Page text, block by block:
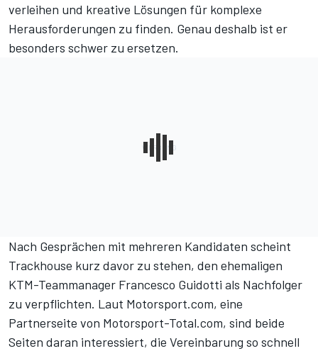
verleihen und kreative Lösungen für komplexe
Herausforderungen zu finden. Genau deshalb ist er
besonders schwer zu ersetzen.
Nach Gesprächen mit mehreren Kandidaten scheint
Trackhouse kurz davor zu stehen, den ehemaligen
KTM-Teammanager Francesco Guidotti als Nachfolger
zu verpflichten. Laut Motorsport.com, eine
Partnerseite von Motorsport-Total.com, sind beide
Seiten daran interessiert, die Vereinbarung so schnell